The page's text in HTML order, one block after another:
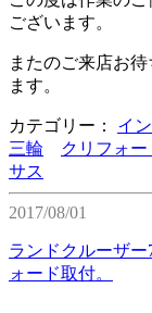
ございます。
またのご来店お待
ます。
カテゴリー：
イ
三輪
クリフォー
サス
2017/08/01
ランドクルーザー
ォード取付。